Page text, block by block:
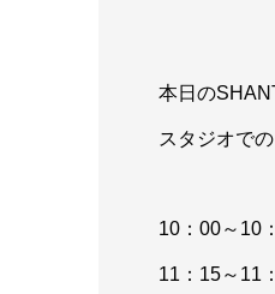
本日の
スタジオで
10：00～10
11：15～11